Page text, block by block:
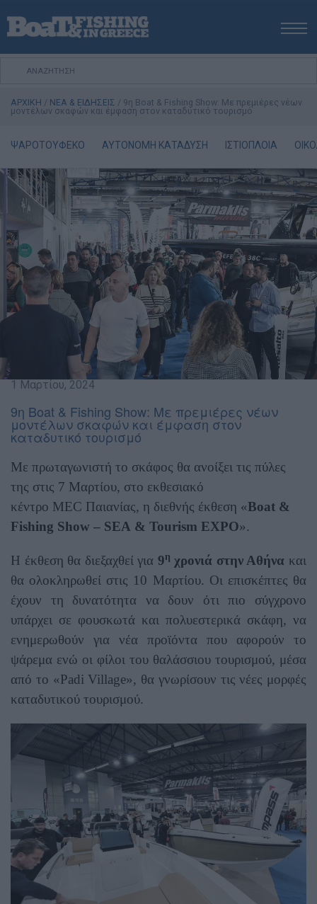
ΑΡΧΙΚΗ
ΕΚΔΟΣΕΙΣ
ΨΑΡΕΜΑ ΑΠΟ ΣΚΑΦΟΣ
ΨΑΡΟΤΟΥΦΕΚΟ
ΣΚΑΦΟΣ
ΕΞΟΠΛΙΣΜΟΣ
ΘΕΣΣΑΛΟΝΙΚΗ BOAT & FISHING SHOW 2025
BOAT & FISHING SHOW 2025
ΑΡΧΙΚΗ / ΝΕΑ & ΕΙΔΗΣΕΙΣ / 9η Boat & Fishing Show: Με πρεμιέρες νέων
μοντέλων σκαφών και έμφαση στον καταδυτικό τουρισμό
ΨΑΡΟΤΟΥΦΕΚΟ ΑΥΤΟΝΟΜΗ ΚΑΤΑΔΥΣΗ ΙΣΤΙΟΠΛΟΙΑ
1 Μαρτίου, 2024
9η Boat & Fishing Show: Με πρεμιέρες νέων
μοντέλων σκαφών και έμφαση στον
καταδυτικό τουρισμό
Με πρωταγωνιστή το σκάφος θα ανοίξει τις πύλες
της στις 7 Μαρτίου, στο εκθεσιακό
κέντρο MEC Παιανίας, η διεθνής έκθεση «Boat &
Fishing Show – SEA & Tourism EXPO».
Η έκθεση θα διεξαχθεί για 9η χρονιά στην Αθήνα και
θα ολοκληρωθεί στις 10 Μαρτίου. Οι επισκέπτες θα
έχουν τη δυνατότητα να δουν ότι πιο σύγχρονο
υπάρχει σε φουσκωτά και πολυεστερικά σκάφη, να
ενημερωθούν για νέα προϊόντα που αφορούν το
ψάρεμα ενώ οι φίλοι του θαλάσσιου τουρισμού, μέσα
από το «Padi Village», θα γνωρίσουν τις νέες μορφές
καταδυτικού τουρισμού.